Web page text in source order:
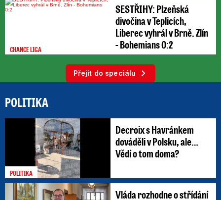
CHANCE LIGA
SESTŘIHY: Plzeňská
divočina v Teplicích,
Liberec vyhrál v Brně. Zlín
- Bohemians 0:2
Přejít do speciálu
POLITIKA
POLITIKA
Decroix s Havránkem
dováděli v Polsku, ale…
Vědí o tom doma?
Vláda rozhodne o střídání